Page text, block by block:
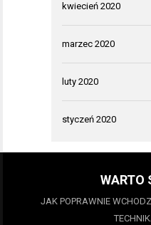
kwiecień 2020
marzec 2020
luty 2020
styczeń 2020
WARTO
JAK POPRAWNIE